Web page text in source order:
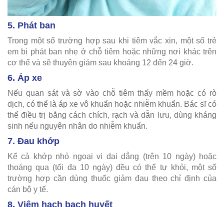
5. Phát ban
Trong một số trường hợp sau khi tiêm vắc xin, một số trẻ
em bị phát ban nhẹ ở chỗ tiêm hoặc những nơi khác trên
cơ thể và sẽ thuyên giảm sau khoảng 12 đến 24 giờ.
6. Áp xe
Nếu quan sát và sờ vào chỗ tiêm thấy mềm hoặc có rò
dịch, có thể là áp xe vô khuẩn hoặc nhiễm khuẩn. Bác sĩ có
thể điều trị bằng cách chích, rạch và dẫn lưu, dùng kháng
sinh nếu nguyên nhân do nhiễm khuẩn.
7. Đau khớp
Kể cả khớp nhỏ ngoại vi dai dẳng (trên 10 ngày) hoặc
thoáng qua (tối đa 10 ngày) đều có thể tự khỏi, một số
trường hợp cần dùng thuốc giảm đau theo chỉ định của
cán bộ y tế.
8. Viêm hạch bạch huyết